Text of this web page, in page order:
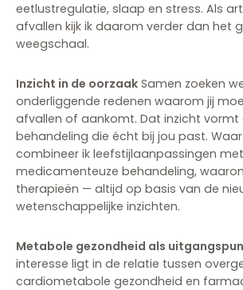
eetlustregulatie, slaap en stress. Als
afvallen kijk ik daarom verder dan het
weegschaal.
Inzicht in de oorzaakSamen zoeken
onderliggende redenen waarom jij
afvallen of aankomt. Dat inzicht vormt
behandeling die écht bij jou past.
combineer ik leefstijlaanpassingen met
medicamenteuze behandeling,
therapieën — altijd op basis van de
wetenschappelijke inzichten.
Metabole gezondheid als
interesse ligt in de relatie tussen
cardiometabole gezondheid en